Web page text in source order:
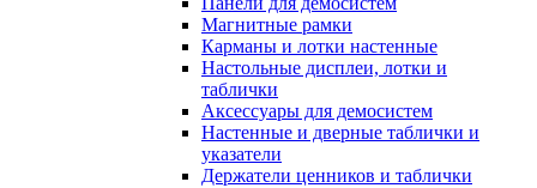
Магнитные рамки
Карманы и лотки настенные
Настольные дисплеи, лотки и
таблички
Аксессуары для демосистем
Настенные и дверные таблички и
указатели
Держатели ценников и таблички